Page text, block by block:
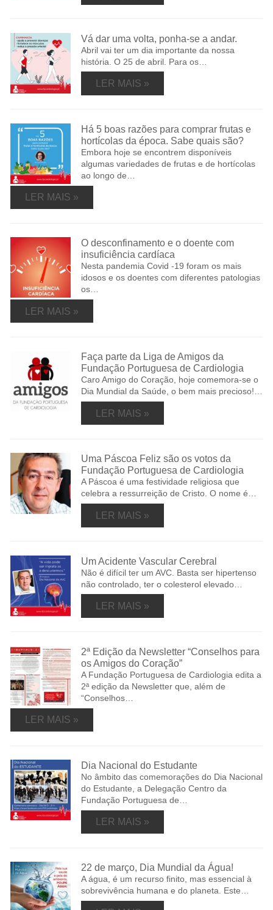
Vá dar uma volta, ponha-se a andar.
Abril vai ter um dia importante da nossa
história. O 25 de abril. Para os…
LER MAIS »
Há 5 boas razões para comprar frutas e
hortícolas da época. Sabe quais são?
Embora hoje se encontrem disponíveis
algumas variedades de frutas e de hortícolas
ao longo de…
LER MAIS »
O desconfinamento e o doente com
insuficiência cardíaca
Nesta pandemia Covid -19 foram os mais
idosos e os doentes com diferentes patologias
os…
LER MAIS »
Faça parte da Liga de Amigos da
Fundação Portuguesa de Cardiologia
Caro Amigo do Coração, hoje comemora-se o
Dia Mundial da Saúde, o bem mais precioso!…
LER MAIS »
Uma Páscoa Feliz são os votos da
Fundação Portuguesa de Cardiologia
A Páscoa é uma festividade religiosa que
celebra a ressurreição de Cristo. O nome é…
LER MAIS »
Um Acidente Vascular Cerebral
Não é difícil ter um AVC. Basta ser hipertenso
não controlado, ter o colesterol elevado…
LER MAIS »
2ª Edição da Newsletter “Conselhos para
os Amigos do Coração”
A Fundação Portuguesa de Cardiologia edita a
2ª edição da Newsletter que, além de
“Conselhos…
LER MAIS »
Dia Nacional do Estudante
No âmbito das comemorações do Dia Nacional
do Estudante, a Delegação Centro da
Fundação Portuguesa de…
LER MAIS »
22 de março, Dia Mundial da Água!
A água, é um recurso finito, mas essencial à
sobrevivência humana e do planeta. Este…